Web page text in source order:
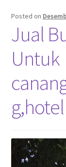
Posted on
Jual
Untuk
g,hotel